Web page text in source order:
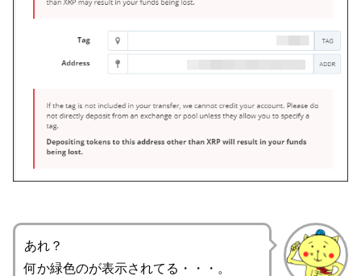
あれ？
何か緑色のが表示されてる・・・。